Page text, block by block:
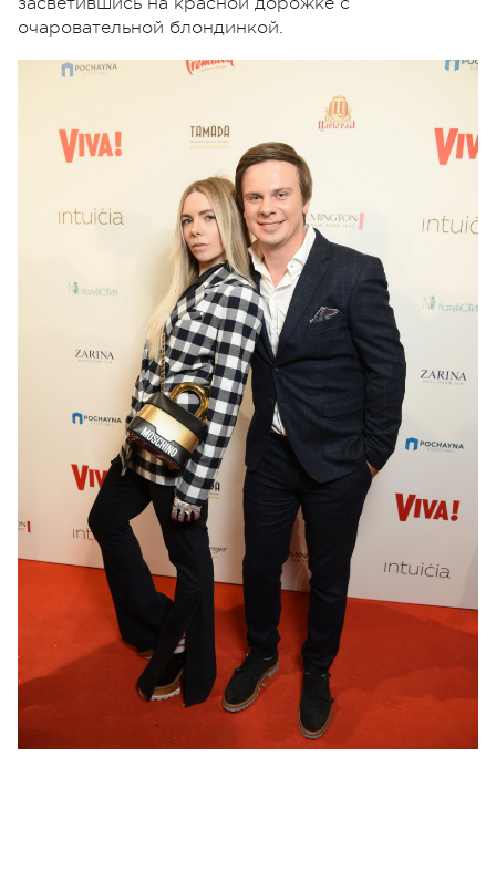
очаровательной блондинкой.